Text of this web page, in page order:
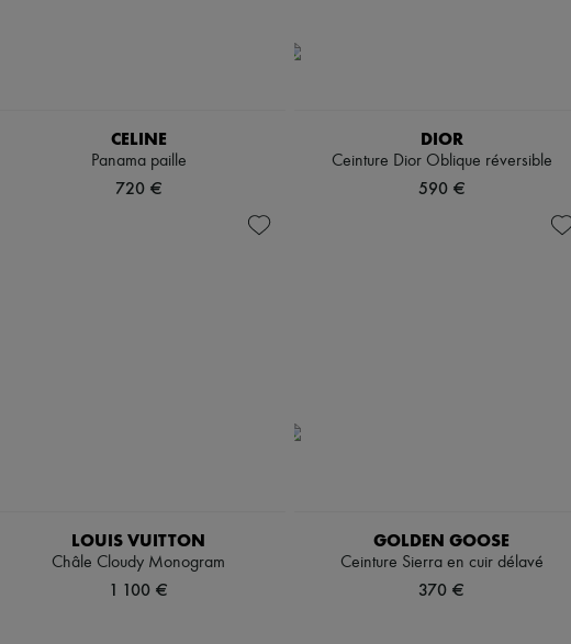
CELINE
Panama paille
720 €
DIOR
Ceinture Dior Oblique réversible
590 €
LOUIS VUITTON
Châle Cloudy Monogram
1 100 €
GOLDEN GOOSE
Ceinture Sierra en cuir délavé
370 €